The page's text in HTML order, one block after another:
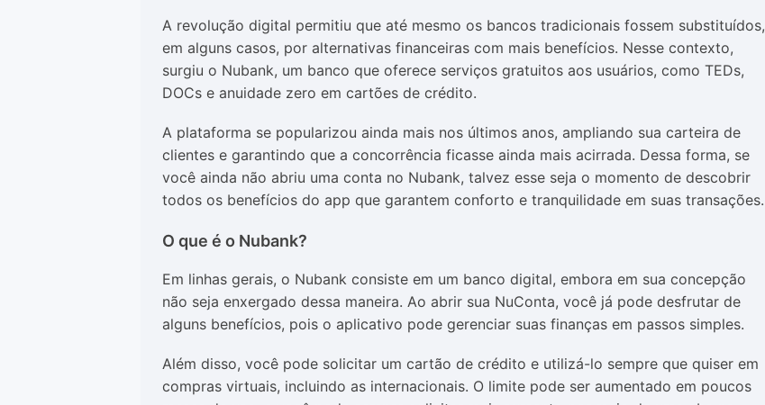
A revolução digital permitiu que até mesmo os bancos tradicionais fossem substituídos,
em alguns casos, por alternativas financeiras com mais benefícios. Nesse contexto,
surgiu o Nubank, um banco que oferece serviços gratuitos aos usuários, como TEDs,
DOCs e anuidade zero em cartões de crédito.
A plataforma se popularizou ainda mais nos últimos anos, ampliando sua carteira de
clientes e garantindo que a concorrência ficasse ainda mais acirrada. Dessa forma, se
você ainda não abriu uma conta no Nubank, talvez esse seja o momento de descobrir
todos os benefícios do app que garantem conforto e tranquilidade em suas transações.
O que é o Nubank?
Em linhas gerais, o Nubank consiste em um banco digital, embora em sua concepção
não seja enxergado dessa maneira. Ao abrir sua NuConta, você já pode desfrutar de
alguns benefícios, pois o aplicativo pode gerenciar suas finanças em passos simples.
Além disso, você pode solicitar um cartão de crédito e utilizá-lo sempre que quiser em
compras virtuais, incluindo as internacionais. O limite pode ser aumentado em poucos